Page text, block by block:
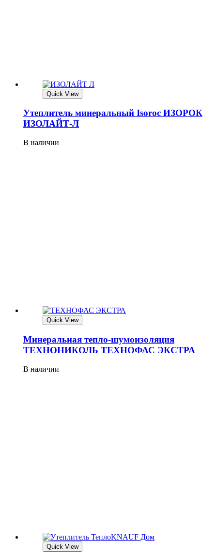
Quick View
Утеплитель минеральный Isoroc ИЗОРОК
ИЗОЛАЙТ-Л
В наличии
Quick View
Минеральная тепло-шумоизоляция
ТЕХНОНИКОЛЬ ТЕХНОФАС ЭКСТРА
В наличии
Quick View